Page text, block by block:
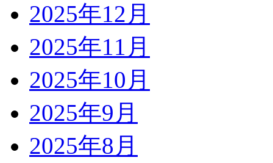
2025年12月
2025年11月
2025年10月
2025年9月
2025年8月